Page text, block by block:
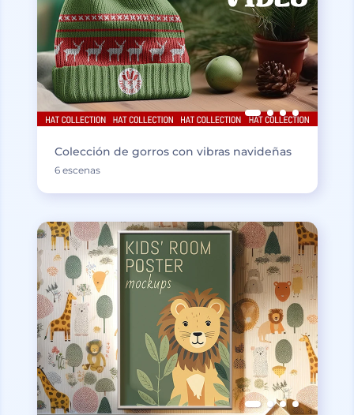
Colección de gorros con vibras navideñas
6 escenas